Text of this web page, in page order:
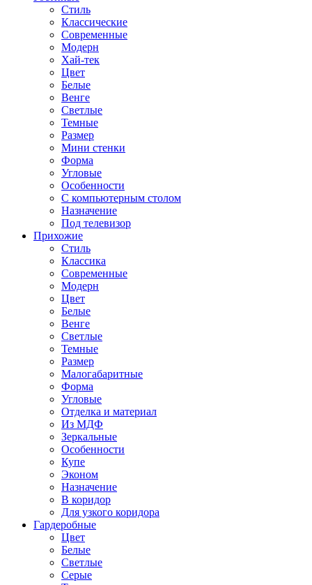
Стиль
Классические
Современные
Модерн
Хай-тек
Цвет
Белые
Венге
Светлые
Темные
Размер
Мини стенки
Форма
Угловые
Особенности
С компьютерным столом
Назначение
Под телевизор
Прихожие
Стиль
Классика
Современные
Модерн
Цвет
Белые
Венге
Светлые
Темные
Размер
Малогабаритные
Форма
Угловые
Отделка и материал
Из МДФ
Зеркальные
Особенности
Купе
Эконом
Назначение
В коридор
Для узкого коридора
Гардеробные
Цвет
Белые
Светлые
Серые